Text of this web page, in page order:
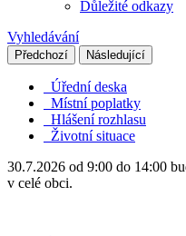
Důležité odkazy
Vyhledávání
Předchozí Následující
Úřední deska
Místní poplatky
Hlášení rozhlasu
Životní situace
30.7.2026 od 9:00 do 14:00
v celé obci.